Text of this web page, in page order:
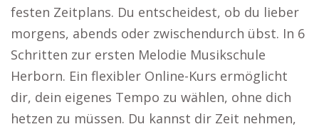
festen Zeitplans. Du entscheidest, ob du lieber
morgens, abends oder zwischendurch übst. In 6
Schritten zur ersten Melodie Musikschule
Herborn. Ein flexibler Online-Kurs ermöglicht
dir, dein eigenes Tempo zu wählen, ohne dich
hetzen zu müssen. Du kannst dir Zeit nehmen,